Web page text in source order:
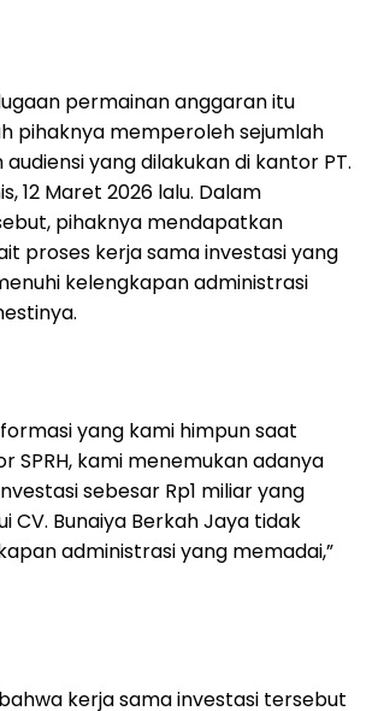
permainan anggaran itu
pihaknya memperoleh sejumlah
yang dilakukan di kantor PT.
12 Maret 2026 lalu. Dalam
pihaknya mendapatkan
proses kerja sama investasi yang
kelengkapan administrasi
yang kami himpun saat
SPRH, kami menemukan adanya
sebesar Rp1 miliar yang
CV. Bunaiya Berkah Jaya tidak
administrasi yang memadai,”
kerja sama investasi tersebut